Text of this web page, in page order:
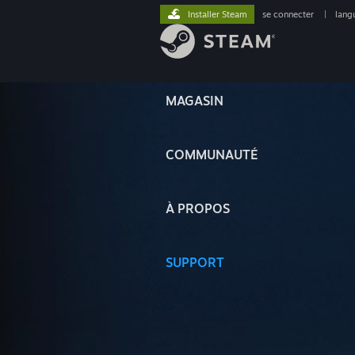
MAGASIN
COMMUNAUTÉ
À PROPOS
SUPPORT
Installer Steam se connecter